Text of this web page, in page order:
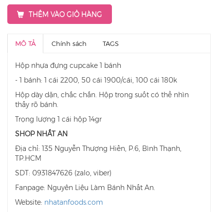
THÊM VÀO GIỎ HÀNG
MÔ TẢ Chính sách TAGS
Hộp nhựa đựng cupcake 1 bánh
- 1 bánh: 1 cái 2200, 50 cái 1900/cái, 100 cái 180k
Hộp dày dặn, chắc chắn. Hộp trong suốt có thể nhìn
thấy rõ bánh.
Trọng lượng 1 cái hộp 14gr
SHOP NHẤT AN
Địa chỉ: 135 Nguyễn Thượng Hiền, P.6, Bình Thạnh,
TP.HCM
SDT: 0931847626 (zalo, viber)
Fanpage: Nguyên Liệu Làm Bánh Nhất An.
Website: nhatanfoods.com